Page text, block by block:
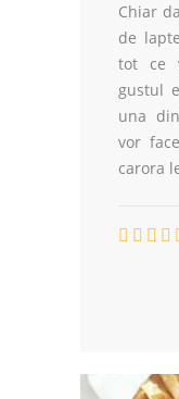
Chiar
de
tot ce
gustul
una
vor
carora